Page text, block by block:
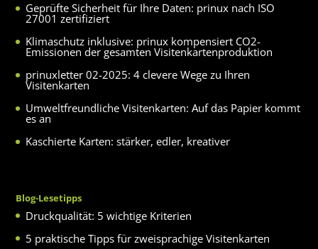
Geprüfte Sicherheit für Ihre Daten: prinux nach ISO
27001 zertifiziert
Klimaschutz inklusive: prinux kompensiert CO2-
Emissionen der gesamten Visitenkartenproduktion
prinuxletter 02-2025: 4 clevere Wege zu Ihren
Visitenkarten
Umweltfreundliche Visitenkarten: Auf das Papier kommt
es an
Kaschierte Karten: stärker, edler, kreativer
Blog-Lesetipps
Druckqualität: 5 wichtige Kriterien
5 praktische Tipps für zweisprachige Visitenkarten